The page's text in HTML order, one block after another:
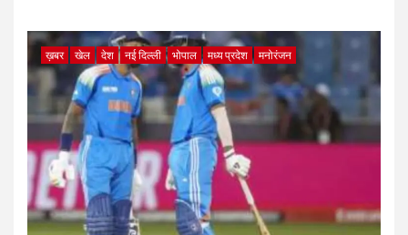
ख़बर खेल देश नई दिल्ली भोपाल मध्य प्रदेश मनोरंजन